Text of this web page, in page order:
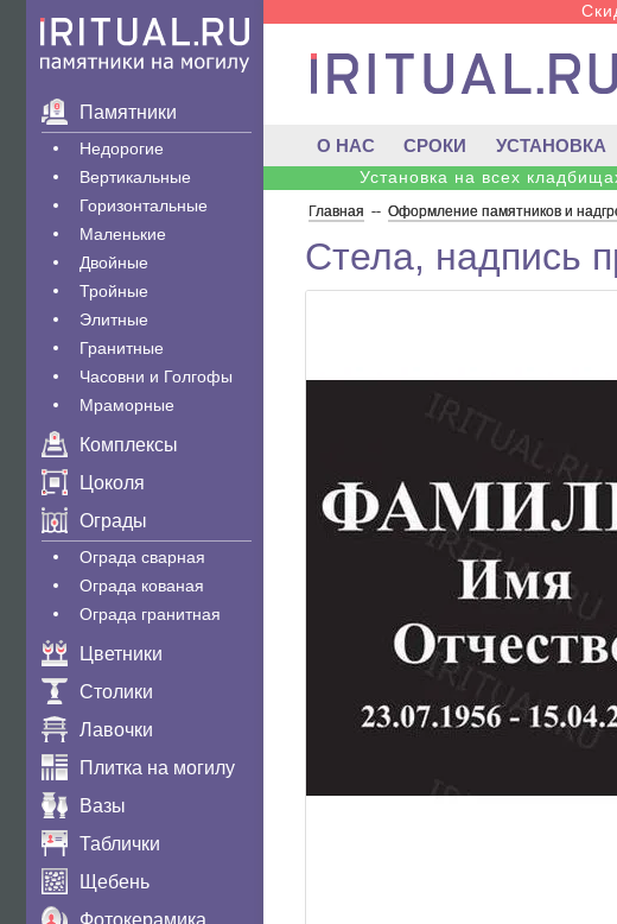
Памятники
Недорогие
Вертикальные
Горизонтальные
Маленькие
Двойные
Тройные
Элитные
Гранитные
Часовни и Голгофы
Мраморные
Комплексы
Цоколя
Ограды
Ограда сварная
Ограда кованая
Ограда гранитная
Цветники
Столики
Лавочки
Плитка на могилу
Вазы
Таблички
Щебень
Фотокерамика
О НАС СРОКИ УСТАНОВКА
Установка на всех
Главная -- Оформление памятников и
Стела, надпись